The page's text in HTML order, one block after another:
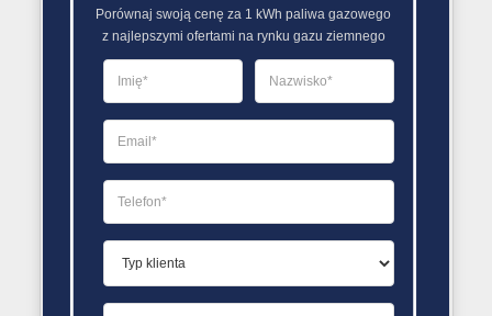
PORÓWNANIE DOSTAWCÓW GAZU ZIEMNEGO
Kalkulator cen gazu
ziemnego
12 czerwca 2015
Redakcja Zmiana Sprzedawcy Gazu
Decydując się na zmianę sprzedawcy gazu
ziemnego warto skorzystać z pomocy
narzędzia: kalkulator cen gazu ziemnego pomoże
wybrać najlepszą cenę wśród ofert
Porównaj swoją cenę za 1 kWh paliwa gazowego
z najlepszymi ofertami na rynku gazu ziemnego